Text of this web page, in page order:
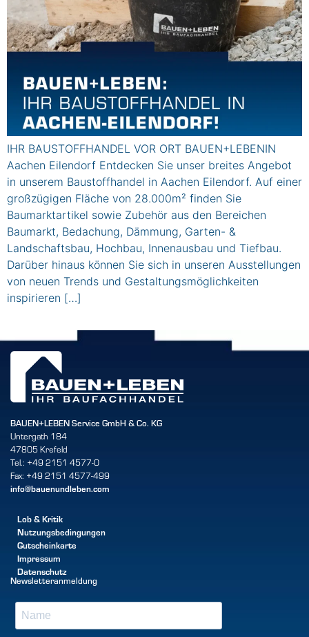
IHR BAUSTOFFHANDEL VOR ORT BAUEN+LEBENIN
Aachen Eilendorf Entdecken Sie unser breites Angebot
in unserem Baustoffhandel in Aachen Eilendorf. Auf einer
großzügigen Fläche von 28.000m² finden Sie
Baumarktartikel sowie Zubehör aus den Bereichen
Baumarkt, Bedachung, Dämmung, Garten- &
Landschaftsbau, Hochbau, Innenausbau und Tiefbau.
Darüber hinaus können Sie sich in unseren Ausstellungen
von neuen Trends und Gestaltungsmöglichkeiten
inspirieren […]
BAUEN+LEBEN Service GmbH & Co. KG
Untergath 184
47805 Krefeld
Tel.: +49 2151 4577-0
Fax: +49 2151 4577-499
info@bauenundleben.com
Lob & Kritik
Nutzungsbedingungen
Gutscheinkarte
Impressum
Datenschutz
Newsletteranmeldung